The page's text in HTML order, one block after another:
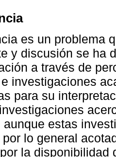
es un problema
y discusión se ha
a través de
investigaciones
para su
aunque estas
por lo general
la disponibilidad